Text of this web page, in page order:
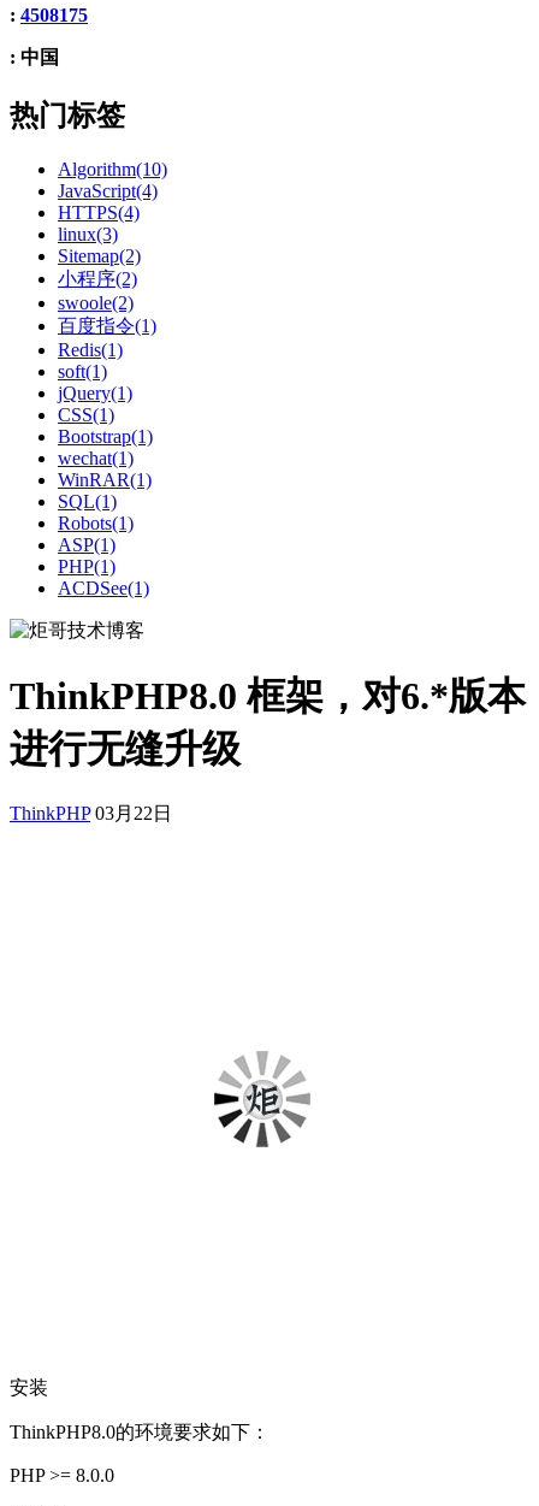
: 4508175
: 中国
热门标签
Algorithm(10)
JavaScript(4)
HTTPS(4)
linux(3)
Sitemap(2)
小程序(2)
swoole(2)
百度指令(1)
Redis(1)
soft(1)
jQuery(1)
CSS(1)
Bootstrap(1)
wechat(1)
WinRAR(1)
SQL(1)
Robots(1)
ASP(1)
PHP(1)
ACDSee(1)
ThinkPHP8.0 框架，对6.*版本
进行无缝升级
ThinkPHP 03月22日
安装
ThinkPHP8.0的环境要求如下：
PHP >= 8.0.0